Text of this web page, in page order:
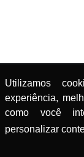
Utilizamos
experiência,
como você
personalizar